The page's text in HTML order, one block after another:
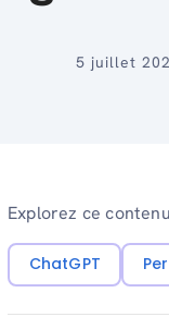
5 juillet
Explorez ce
ChatGPT